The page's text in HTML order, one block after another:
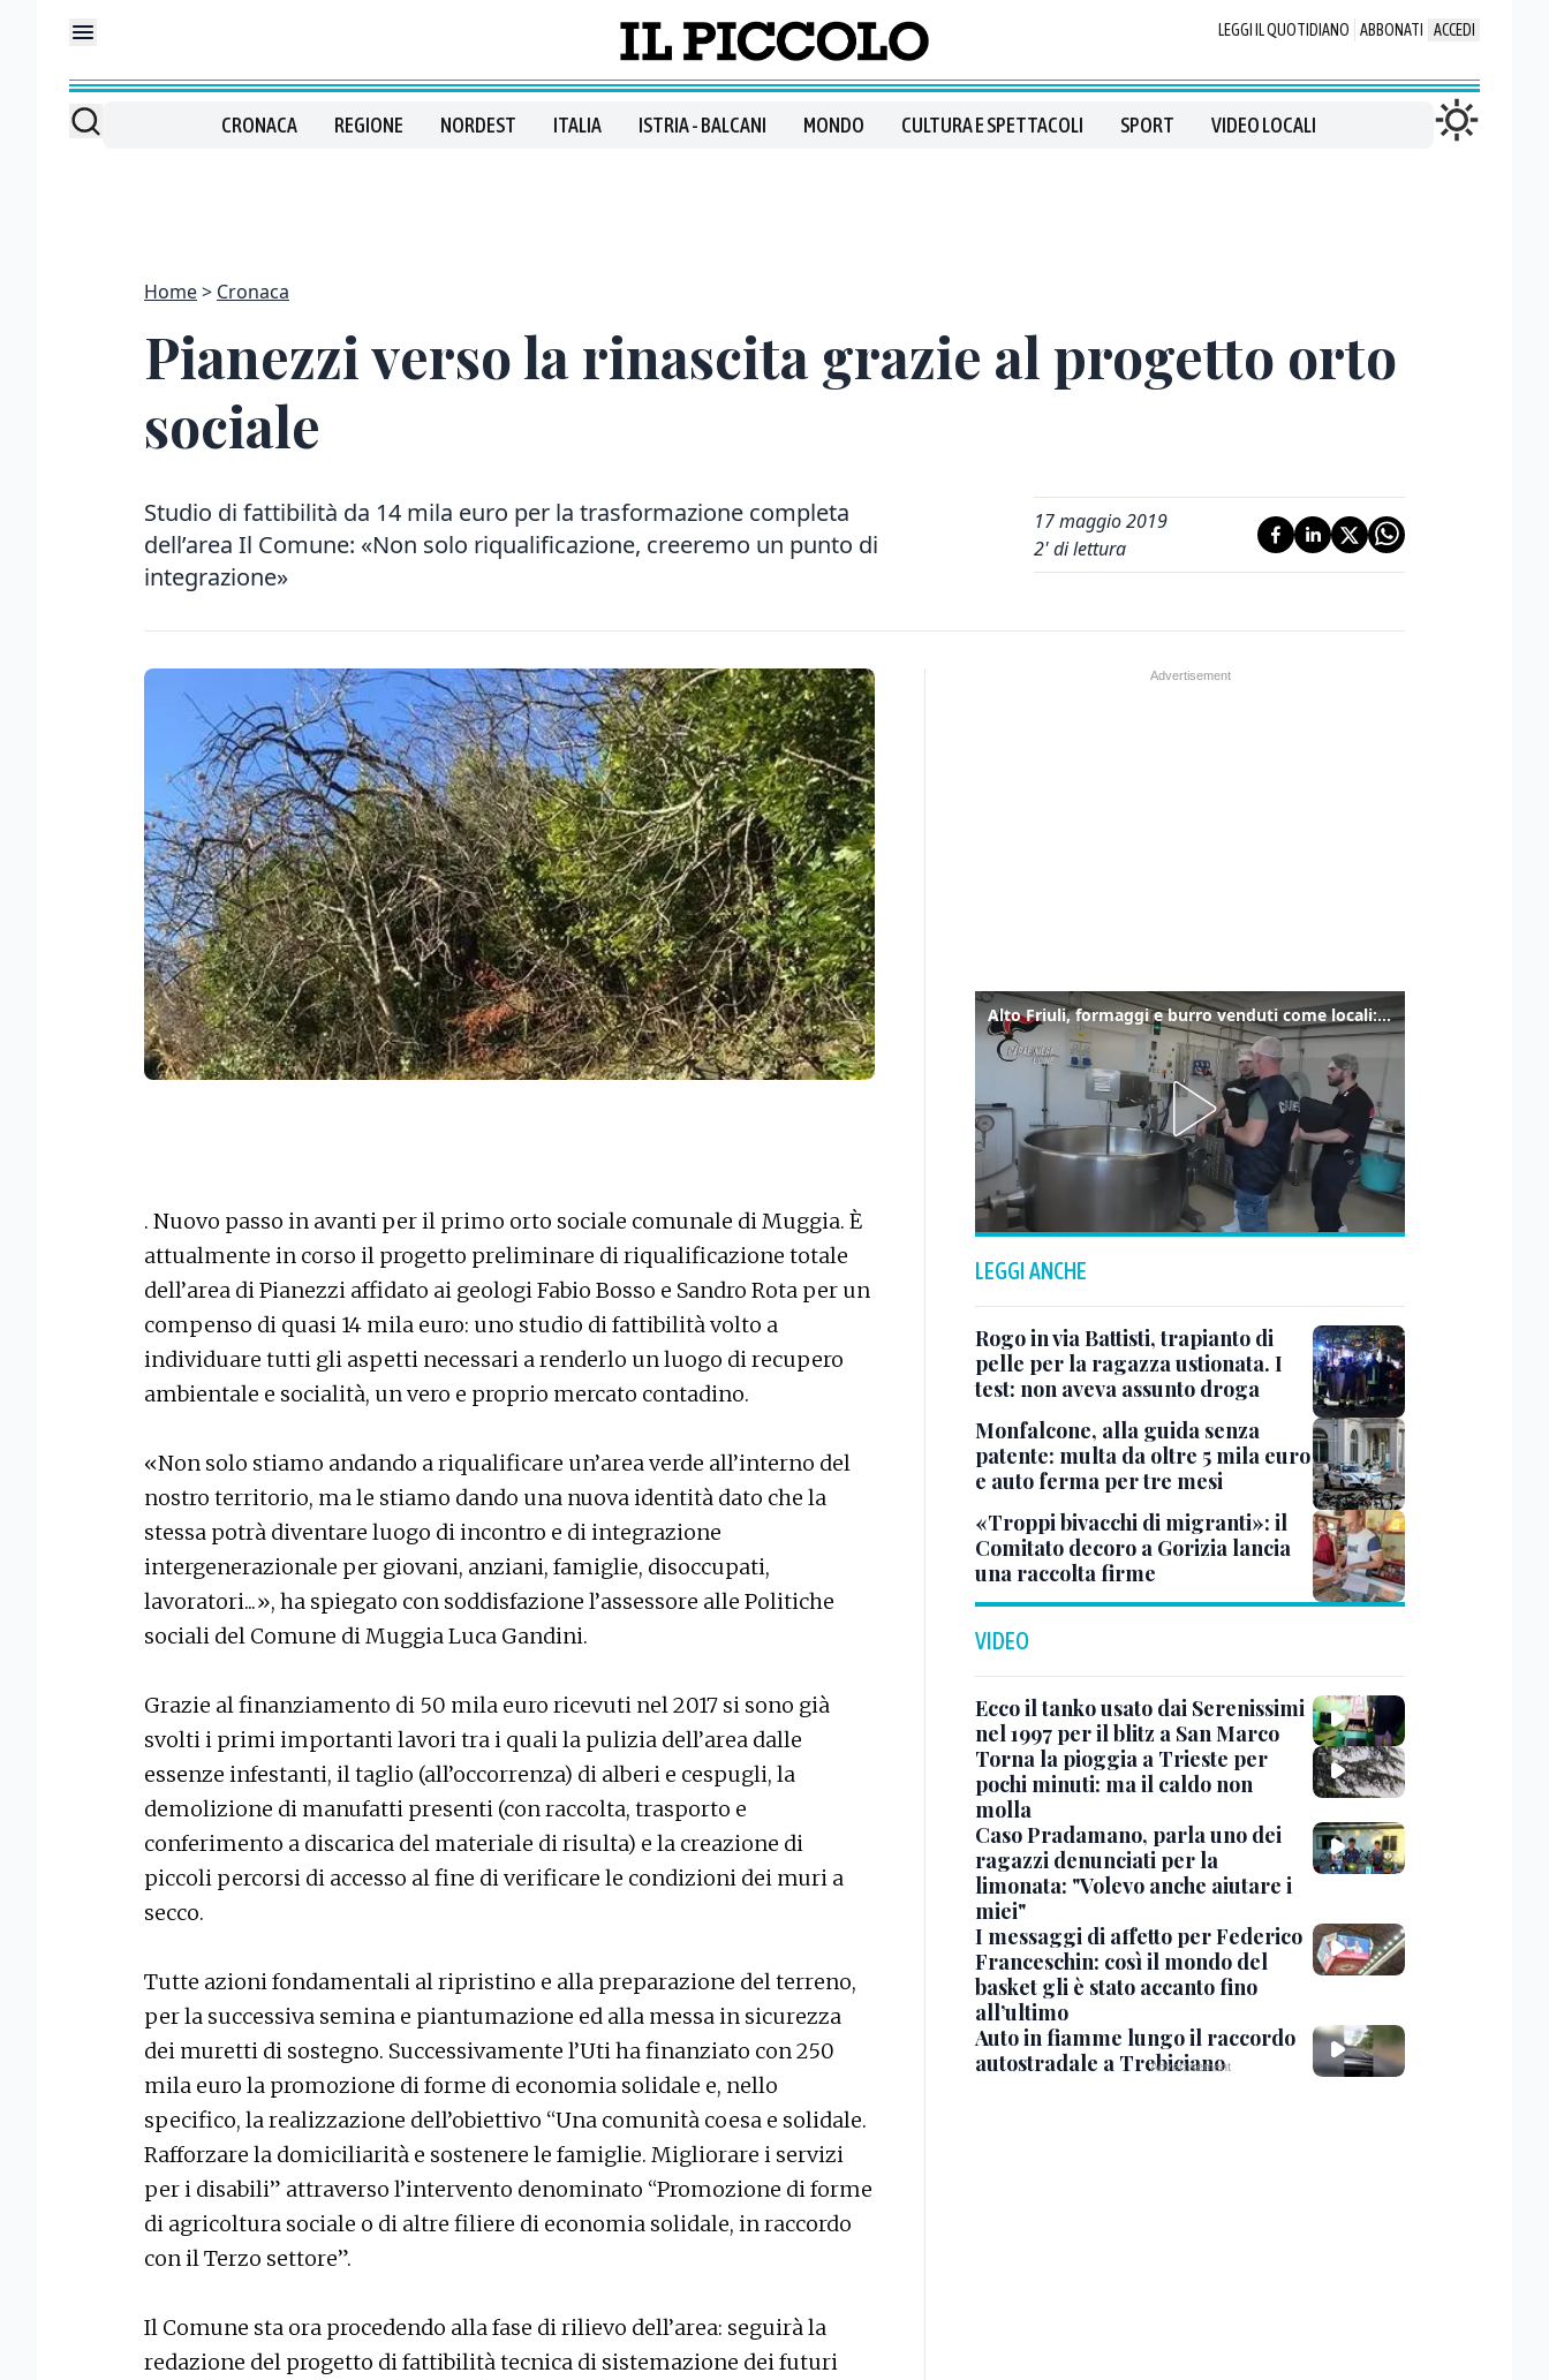
LEGGI IL QUOTIDIANO ABBONATI ACCEDI
CRONACA REGIONE NORDEST ITALIA ISTRIA - BALCANI MONDO CULTURA E SPETTACOLI SPORT VIDEO LOCALI
Home Cronaca
Pianezzi verso la rinascita grazie al progetto orto
sociale
Studio di fattibilità da 14 mila euro per la trasformazione completa
dell’area Il Comune: «Non solo riqualificazione, creeremo un punto di
integrazione»
17 maggio 2019
2' di lettura
. Nuovo passo in avanti per il primo orto sociale comunale di Muggia. È
attualmente in corso il progetto preliminare di riqualificazione totale
dell’area di Pianezzi affidato ai geologi Fabio Bosso e Sandro Rota per un
compenso di quasi 14 mila euro: uno studio di fattibilità volto a
individuare tutti gli aspetti necessari a renderlo un luogo di recupero
ambientale e socialità, un vero e proprio mercato contadino.
«Non solo stiamo andando a riqualificare un’area verde all’interno del
nostro territorio, ma le stiamo dando una nuova identità dato che la
stessa potrà diventare luogo di incontro e di integrazione
intergenerazionale per giovani, anziani, famiglie, disoccupati,
lavoratori...», ha spiegato con soddisfazione l’assessore alle Politiche
sociali del Comune di Muggia Luca Gandini.
Grazie al finanziamento di 50 mila euro ricevuti nel 2017 si sono già
svolti i primi importanti lavori tra i quali la pulizia dell’area dalle
essenze infestanti, il taglio (all’occorrenza) di alberi e cespugli, la
demolizione di manufatti presenti (con raccolta, trasporto e
conferimento a discarica del materiale di risulta) e la creazione di
piccoli percorsi di accesso al fine di verificare le condizioni dei muri a
secco.
Tutte azioni fondamentali al ripristino e alla preparazione del terreno,
per la successiva semina e piantumazione ed alla messa in sicurezza
dei muretti di sostegno. Successivamente l’Uti ha finanziato con 250
mila euro la promozione di forme di economia solidale e, nello
specifico, la realizzazione dell’obiettivo “Una comunità coesa e solidale.
Rafforzare la domiciliarità e sostenere le famiglie. Migliorare i servizi
per i disabili” attraverso l’intervento denominato “Promozione di forme
di agricoltura sociale o di altre filiere di economia solidale, in raccordo
con il Terzo settore”.
Il Comune sta ora procedendo alla fase di rilievo dell’area: seguirà la
redazione del progetto di fattibilità tecnica di sistemazione dei futuri
Alto Friuli, formaggi e burro venduti come locali: nei prodotti latte da fuori regione e dall’estero
LEGGI ANCHE
Rogo in via Battisti, trapianto di
pelle per la ragazza ustionata. I
test: non aveva assunto droga
Monfalcone, alla guida senza
patente: multa da oltre 5 mila euro
e auto ferma per tre mesi
«Troppi bivacchi di migranti»: il
Comitato decoro a Gorizia lancia
una raccolta firme
VIDEO
Ecco il tanko usato dai Serenissimi
nel 1997 per il blitz a San Marco
Torna la pioggia a Trieste per
pochi minuti: ma il caldo non
molla
Caso Pradamano, parla uno dei
ragazzi denunciati per la
limonata: "Volevo anche aiutare i
miei"
I messaggi di affetto per Federico
Franceschin: così il mondo del
basket gli è stato accanto fino
all’ultimo
Auto in fiamme lungo il raccordo
autostradale a Trebiciano